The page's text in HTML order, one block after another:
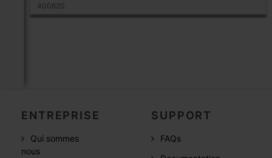
400620
ENTREPRISE
Qui sommes
nous
SUPPORT
FAQs